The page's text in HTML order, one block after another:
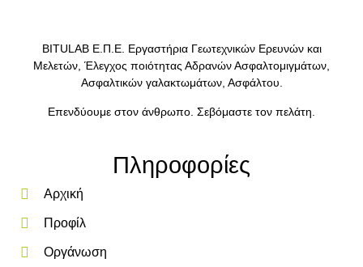
BITULAB Ε.Π.Ε. Εργαστήρια Γεωτεχνικών Ερευνών και
Μελετών, Έλεγχος ποιότητας Αδρανών Ασφαλτομιγμάτων,
Ασφαλτικών γαλακτωμάτων, Ασφάλτου.
Επενδύουμε στον άνθρωπο. Σεβόμαστε τον πελάτη.
Πληροφορίες
Αρχική
Προφίλ
Οργάνωση